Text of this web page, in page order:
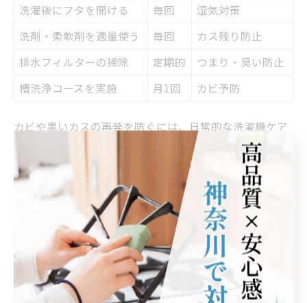
洗濯後にフタを開ける
毎回
湿気対策
洗剤・柔軟剤を適量使う
毎回
カス残り防止
排水フィルターの掃除
定期的
つまり・臭い防止
槽洗浄コースを実施
月1回 カビ予防
カビや黒いカスの再発を防ぐには、日常的な洗濯機ケア
が不可欠です。洗濯後はフタを開けてしっかり乾燥させ
ることが、湿気によるカビ発生の予防に直結します。
また、洗剤や柔軟剤の適量使用、定期的な排水フィルタ
ーの掃除も大切です。洗濯物を長時間入れっぱなしにし
ないことや、月に1回の槽洗浄コース実施も効果的なポイ
ントとして挙げられます。
これらのケアを習慣化することで、洗濯機内部の衛生状